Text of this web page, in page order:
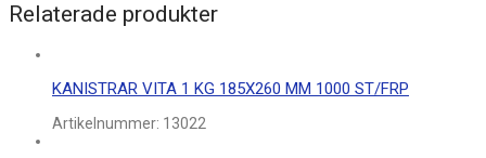
Relaterade produkter
KANISTRAR VITA 1 KG 185X260 MM 1000 ST/FRP
Artikelnummer: 13022